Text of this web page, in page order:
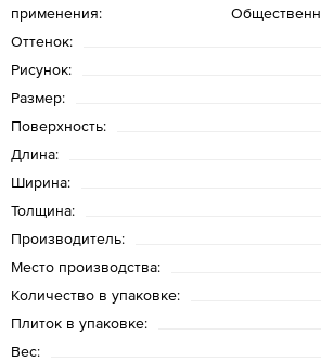
применения:
Оттенок:
Рисунок:
Размер:
Поверхность:
Длина:
Ширина:
Толщина:
Производитель:
Место производства:
Количество в упаковке:
Плиток в упаковке:
Вес: